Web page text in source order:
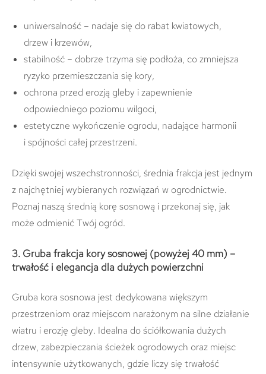
uniwersalność – nadaje się do rabat kwiatowych,
drzew i krzewów,
stabilność – dobrze trzyma się podłoża, co zmniejsza
ryzyko przemieszczania się kory,
ochrona przed erozją gleby i zapewnienie
odpowiedniego poziomu wilgoci,
estetyczne wykończenie ogrodu, nadające harmonii
i spójności całej przestrzeni.
Dzięki swojej wszechstronności, średnia frakcja jest jednym
z najchętniej wybieranych rozwiązań w ogrodnictwie.
Poznaj naszą średnią korę sosnową i przekonaj się, jak
może odmienić Twój ogród.
3. Gruba frakcja kory sosnowej (powyżej 40 mm) –
trwałość i elegancja dla dużych powierzchni
Gruba kora sosnowa jest dedykowana większym
przestrzeniom oraz miejscom narażonym na silne działanie
wiatru i erozję gleby. Idealna do ściółkowania dużych
drzew, zabezpieczania ścieżek ogrodowych oraz miejsc
intensywnie użytkowanych, gdzie liczy się trwałość